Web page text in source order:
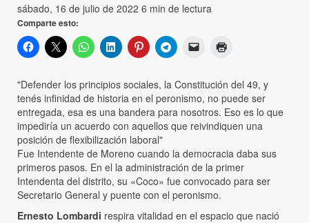
sábado, 16 de julio de 2022 6 min de lectura
Comparte esto:
"Defender los principios sociales, la Constitución del 49, y
tenés infinidad de historia en el peronismo, no puede ser
entregada, esa es una bandera para nosotros. Eso es lo que
impediría un acuerdo con aquellos que reivindiquen una
posición de flexibilización laboral"
Fue Intendente de Moreno cuando la democracia daba sus
primeros pasos. En el la administración de la primer
Intendenta del distrito, su «Coco» fue convocado para ser
Secretario General y puente con el peronismo.
Ernesto Lombardi respira vitalidad en el espacio que nació